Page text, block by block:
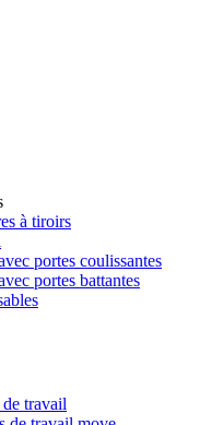
à tiroirs
portes coulissantes
portes battantes
travail